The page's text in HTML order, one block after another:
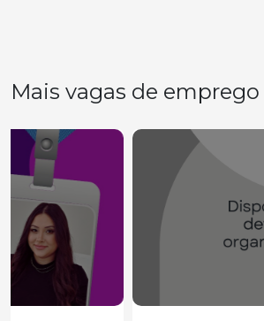
Mais vagas de emprego